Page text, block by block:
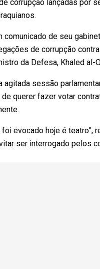
corrupção lançadas por
comunicado de seu
de corrupção
da Defesa, Khaled al-
agitada sessão
de querer fazer votar
foi evocado hoje é
ser interrogado pelos